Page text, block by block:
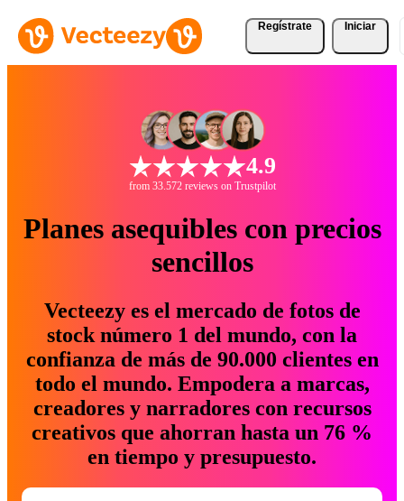
Regístrate Iniciar
4.9
from 33.572 reviews on Trustpilot
Planes asequibles con precios
sencillos
Vecteezy es el mercado de fotos de
stock número 1 del mundo, con la
confianza de más de 90.000 clientes en
todo el mundo. Empodera a marcas,
creadores y narradores con recursos
creativos que ahorran hasta un 76 %
en tiempo y presupuesto.